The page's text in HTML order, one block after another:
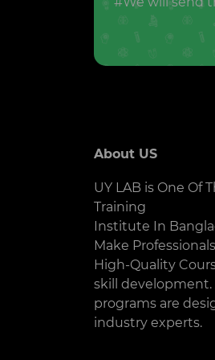
About US
UY LAB is One Of
Training
Institute In
Make
High-Quality
skill development.
programs are
industry experts.